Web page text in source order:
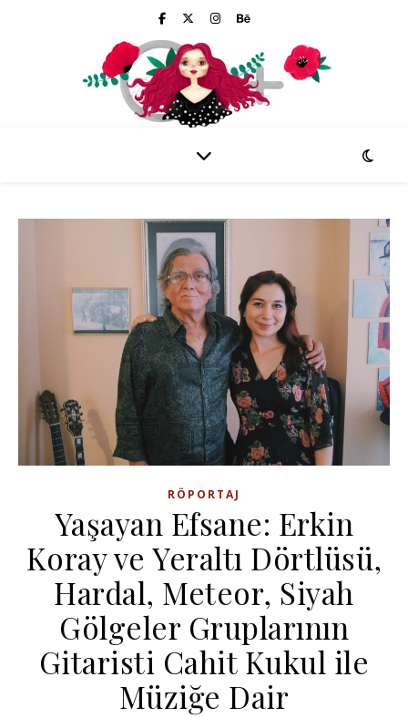
RÖPORTAJ
Yaşayan Efsane: Erkin
Koray ve Yeraltı Dörtlüsü,
Hardal, Meteor, Siyah
Gölgeler Gruplarının
Gitaristi Cahit Kukul ile
Müziğe Dair